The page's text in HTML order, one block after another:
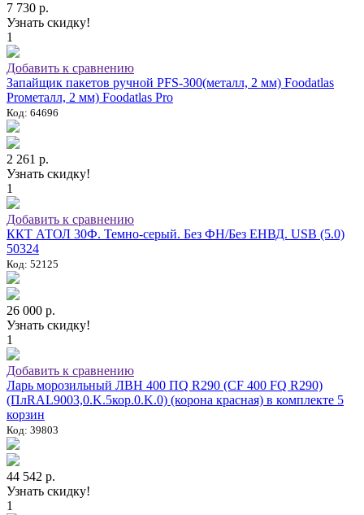
7 730 р.
Узнать скидку!
1
Добавить к сравнению
Запайщик пакетов ручной PFS-300(металл, 2 мм) Foodatlas
Proметалл, 2 мм) Foodatlas Pro
Код: 64696
2 261 р.
Узнать скидку!
1
Добавить к сравнению
ККТ АТОЛ 30Ф. Темно-серый. Без ФН/Без ЕНВД. USB (5.0)
50324
Код: 52125
26 000 р.
Узнать скидку!
1
Добавить к сравнению
Ларь морозильный ЛВН 400 ПQ R290 (СF 400 FQ R290)
(ПлRAL9003,0.K.5кор.0.K.0) (корона красная) в комплекте 5
корзин
Код: 39803
44 542 р.
Узнать скидку!
1